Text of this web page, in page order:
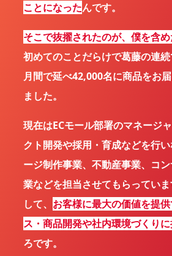
ことになったんです。
そこで抜擢されたのが、僕を含
初めてのことだらけで葛藤の連
月間で延べ42,000名に商品をお
ました。
現在はECモール部署のマネージ
クト開発や採用・育成などを行
ージ制作事業、不動産事業、コ
業などを担当させてもらってい
して、 お客様に最大の価値を提
ス・商品開発や社内環境づくり
ろです。